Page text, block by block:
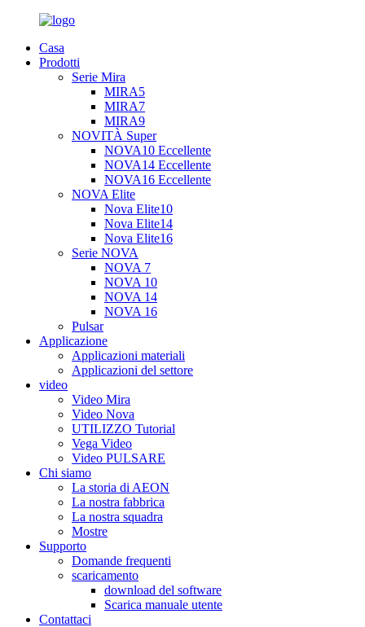
Casa
Prodotti
Serie Mira
MIRA5
MIRA7
MIRA9
NOVITÀ Super
NOVA10 Eccellente
NOVA14 Eccellente
NOVA16 Eccellente
NOVA Elite
Nova Elite10
Nova Elite14
Nova Elite16
Serie NOVA
NOVA 7
NOVA 10
NOVA 14
NOVA 16
Pulsar
Applicazione
Applicazioni materiali
Applicazioni del settore
video
Video Mira
Video Nova
UTILIZZO Tutorial
Vega Video
Video PULSARE
Chi siamo
La storia di AEON
La nostra fabbrica
La nostra squadra
Mostre
Supporto
Domande frequenti
scaricamento
download del software
Scarica manuale utente
Contattaci